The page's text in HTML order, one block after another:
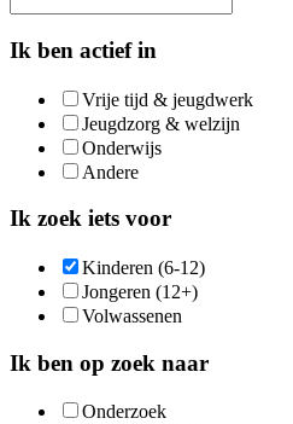
Ik ben actief in
Vrije tijd & jeugdwerk
Jeugdzorg & welzijn
Onderwijs
Andere
Ik zoek iets voor
Kinderen (6-12)
Jongeren (12+)
Volwassenen
Ik ben op zoek naar
Onderzoek